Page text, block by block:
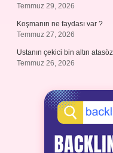
Temmuz 29, 2026
Koşmanın ne faydası var ?
Temmuz 27, 2026
Ustanın çekici bin altın
Temmuz 26, 2026